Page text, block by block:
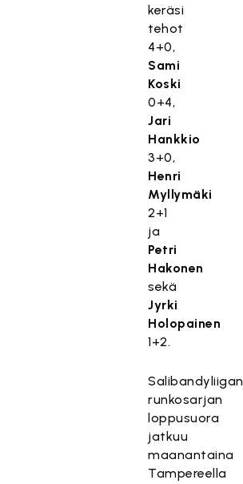
keräsi
tehot
4+0,
Sami
Koski
0+4,
Jari
Hankkio
3+0,
Henri
Myllymäki
2+1
ja
Petri
Hakonen
sekä
Jyrki
Holopainen
1+2.
Salibandyliigan
runkosarjan
loppusuora
jatkuu
maanantaina
Tampereella